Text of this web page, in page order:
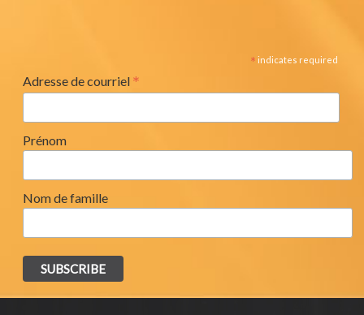
* indicates required
Adresse de courriel *
Prénom
Nom de famille